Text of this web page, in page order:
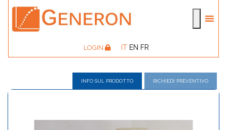
LOGIN IT EN FR
INFO SUL PRODOTTO RICHIEDI PREVENTIVO